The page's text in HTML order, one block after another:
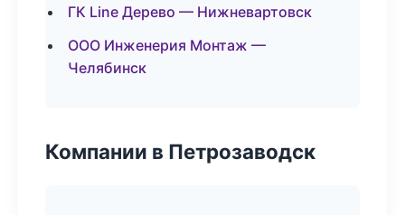
ГК Line Дерево — Нижневартовск
ООО Инженерия Монтаж —
Челябинск
Компании в Петрозаводск